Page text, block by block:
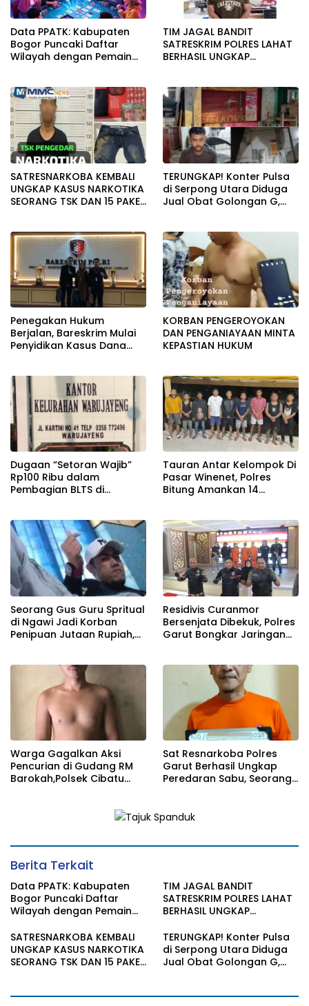
Data PPATK: Kabupaten
Bogor Puncaki Daftar
Wilayah dengan Pemain
TIM JAGAL BANDIT
SATRESKRIM POLRES LAHAT
BERHASIL UNGKAP
SATRESNARKOBA KEMBALI
UNGKAP KASUS NARKOTIKA
SEORANG TSK DAN 15 PAKET
TERUNGKAP! Konter Pulsa
di Serpong Utara Diduga
Jual Obat Golongan G,
Penegakan Hukum
Berjalan, Bareskrim Mulai
Penyidikan Kasus Dana
KORBAN PENGEROYOKAN
DAN PENGANIAYAAN MINTA
KEPASTIAN HUKUM
Dugaan “Setoran Wajib”
Rp100 Ribu dalam
Pembagian BLTS di
Motif Pemotongan Masih
Misterius
Tauran Antar Kelompok Di
Pasar Winenet, Polres
Bitung Amankan 14
Seorang Gus Guru Spritual
di Ngawi Jadi Korban
Penipuan Jutaan Rupiah,
Residivis Curanmor
Bersenjata Dibekuk, Polres
Garut Bongkar Jaringan
Warga Gagalkan Aksi
Pencurian di Gudang RM
Barokah,Polsek Cibatu
Sat Resnarkoba Polres
Garut Berhasil Ungkap
Peredaran Sabu, Seorang
Berita Terkait
Data PPATK: Kabupaten
Bogor Puncaki Daftar
Wilayah dengan Pemain
Indonesia
TIM JAGAL BANDIT
SATRESKRIM POLRES LAHAT
BERHASIL UNGKAP
MASJID
SATRESNARKOBA KEMBALI
UNGKAP KASUS NARKOTIKA
SEORANG TSK DAN 15 PAKET
TERUNGKAP! Konter Pulsa
di Serpong Utara Diduga
Jual Obat Golongan G,